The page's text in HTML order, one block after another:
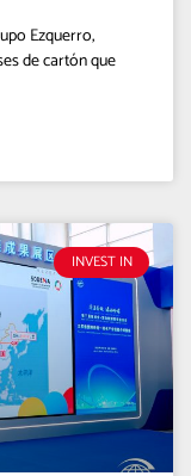
Ezquerro,
de cartón que
INVEST IN